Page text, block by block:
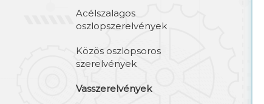
Acélszalagos
oszlopszerelvények
Közös oszlopsoros
szerelvények
Vasszerelvények